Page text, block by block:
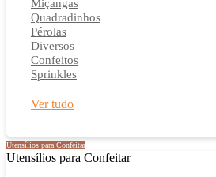
Miçangas
Quadradinhos
Pérolas
Diversos
Confeitos
Sprinkles
Ver tudo
Utensílios para Confeitar
Utensílios para Confeitar